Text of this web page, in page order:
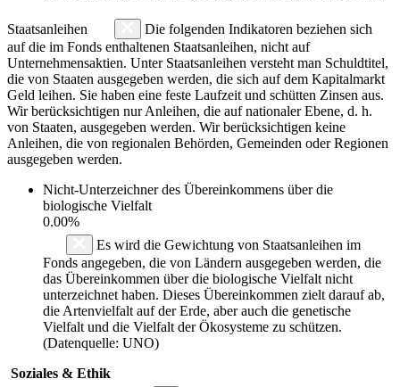
Staatsanleihen
Die folgenden Indikatoren beziehen sich
auf die im Fonds enthaltenen Staatsanleihen, nicht auf
Unternehmensaktien. Unter Staatsanleihen versteht man Schuldtitel,
die von Staaten ausgegeben werden, die sich auf dem Kapitalmarkt
Geld leihen. Sie haben eine feste Laufzeit und schütten Zinsen aus.
Wir berücksichtigen nur Anleihen, die auf nationaler Ebene, d. h.
von Staaten, ausgegeben werden. Wir berücksichtigen keine
Anleihen, die von regionalen Behörden, Gemeinden oder Regionen
ausgegeben werden.
Nicht-Unterzeichner des Übereinkommens über die
biologische Vielfalt
0.00%
Es wird die Gewichtung von Staatsanleihen im
Fonds angegeben, die von Ländern ausgegeben werden, die
das Übereinkommen über die biologische Vielfalt nicht
unterzeichnet haben. Dieses Übereinkommen zielt darauf ab,
die Artenvielfalt auf der Erde, aber auch die genetische
Vielfalt und die Vielfalt der Ökosysteme zu schützen.
(Datenquelle: UNO)
Soziales & Ethik